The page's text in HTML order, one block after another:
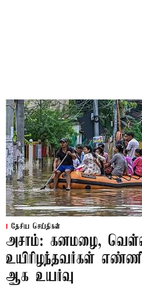
தேசிய செய்திகள்
அசாம்: கனமழை,
உயிரிழந்தவர்கள்
ஆக உயர்வு